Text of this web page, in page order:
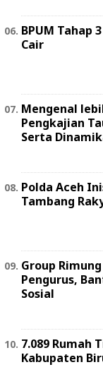
BPUM Tahap
Cair
Mengenal
Pengkajian
Serta
Polda Aceh
Tambang
Group
Pengurus,
Sosial
7.089 Rumah
Kabupaten